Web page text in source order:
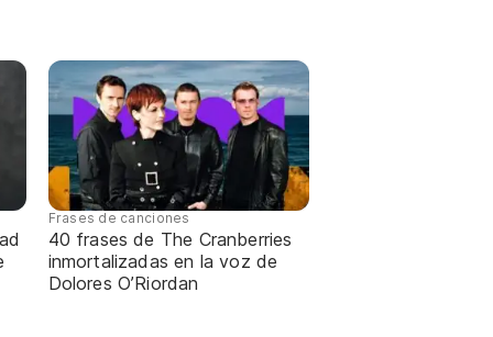
Frases de canciones
40 frases de The Cranberries
inmortalizadas en la voz de
Dolores O’Riordan